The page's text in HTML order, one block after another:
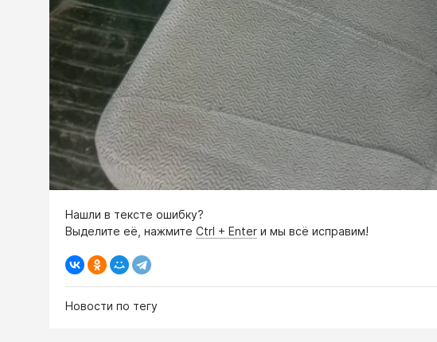
Нашли в тексте ошибку?
Выделите её, нажмите Ctrl + Enter и мы всё исправим!
Новости по тегу